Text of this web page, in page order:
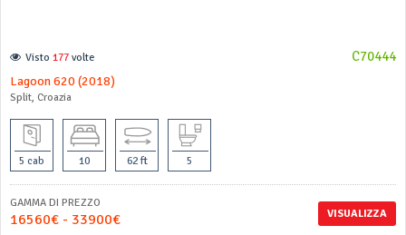
C70444
Visto 177 volte
Lagoon 620 (2018)
Split, Croazia
5 cab 10 62 ft 5
VISUALIZZA
GAMMA DI PREZZO
16560€ - 33900€